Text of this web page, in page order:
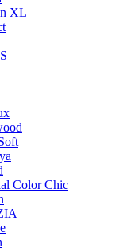
XL
Color Chic